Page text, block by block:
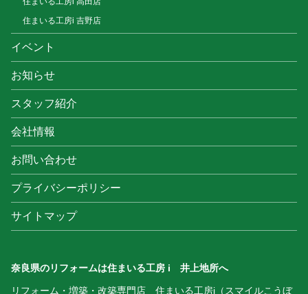
住まいる工房i 吉野店
イベント
お知らせ
スタッフ紹介
会社情報
お問い合わせ
プライバシーポリシー
サイトマップ
奈良県のリフォームは住まいる工房 i 井上地所へ
リフォーム・増築・改築専門店 住まいる工房i（スマイルこうぼ